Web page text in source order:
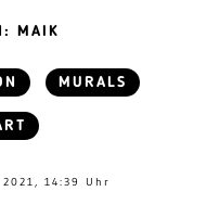
MAIK
MURALS
14:39 Uhr